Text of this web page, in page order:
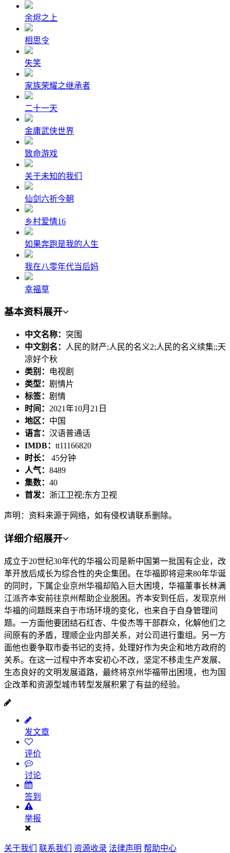
余烬之上
相思令
失笑
家族荣耀之继承者
二十一天
金庸武侠世界
致命游戏
关于未知的我们
仙剑六祈今朝
乡村爱情16
如果奔跑是我的人生
我在八零年代当后妈
幸福草
基本资料展开
中文名称： 突围
中文别名：
人民的财产;人民的名义2;人民的名义续集;;天
凉好个秋
类别：
电视剧
类型： 剧情片
标签： 剧情
时间： 2021年10月21日
地区： 中国
语言： 汉语普通话
IMDB： tt11166820
时长： 45分钟
人气： 8489
集数： 40
首发： 浙江卫视;东方卫视
声明：资料来源于网络，如有侵权请联系删除。
详细介绍展开
成立于20世纪30年代的华福公司是新中国第一批国有企业，改
革开放后成长为综合性的央企集团。在华福即将迎来80年华诞
的同时，下属企业京州华福却陷入巨大困境，华福董事长林满
江派齐本安前往京州帮助企业脱困。齐本安到任后，发现京州
华福的问题既来自于市场环境的变化，也来自于自身管理问
题。一方面他要团结石红杏、牛俊杰等干部群众，化解他们之
间原有的矛盾，理顺企业内部关系，对公司进行重组。另一方
面他也要争取市委书记的支持，处理好作为央企和地方政府的
关系。在这一过程中齐本安初心不改，坚定不移走生产发展、
生态良好的文明发展道路，最终将京州华福带出困境，也为国
企改革和资源型城市转型发展积累了有益的经验。
发文章
评价
讨论
签到
举报
关于我们 联系我们 资源收录 法律声明 帮助中心